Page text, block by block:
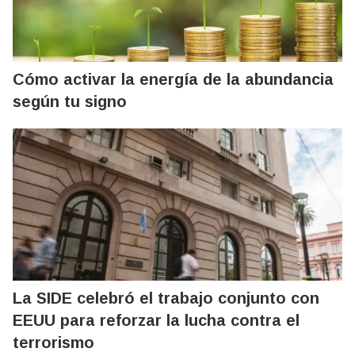
Cómo activar la energía de la abundancia
según tu signo
La SIDE celebró el trabajo conjunto con
EEUU para reforzar la lucha contra el
terrorismo